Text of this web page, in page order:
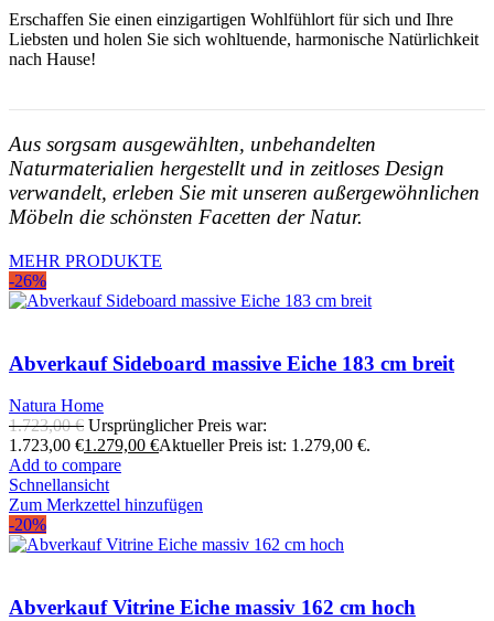
Erschaffen Sie einen einzigartigen Wohlfühlort für sich und Ihre
Liebsten und holen Sie sich wohltuende, harmonische Natürlichkeit
nach Hause!
Aus sorgsam ausgewählten, unbehandelten
Naturmaterialien hergestellt und in zeitloses Design
verwandelt, erleben Sie mit unseren außergewöhnlichen
Möbeln die schönsten Facetten der Natur.
MEHR PRODUKTE
-26%
Abverkauf Sideboard massive Eiche 183 cm breit
Natura Home
1.723,00€ Ursprünglicher Preis war:
1.723,00 €1.279,00 €Aktueller Preis ist: 1.279,00 €.
Add to compare
Schnellansicht
Zum Merkzettel hinzufügen
-20%
Abverkauf Vitrine Eiche massiv 162 cm hoch